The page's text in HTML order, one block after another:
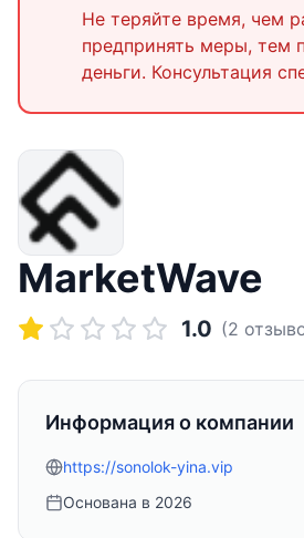
Не теряйте время, чем
предпринять меры, тем
деньги. Консультация
MarketWave
1.0 (2
Информация о компании
https://sonolok-yina.vip
Основана в 2026